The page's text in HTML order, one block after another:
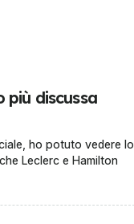
discussa
ho potuto vedere lo
Leclerc e Hamilton